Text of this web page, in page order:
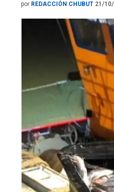
por REDACCIÓN CHUBUT 21/